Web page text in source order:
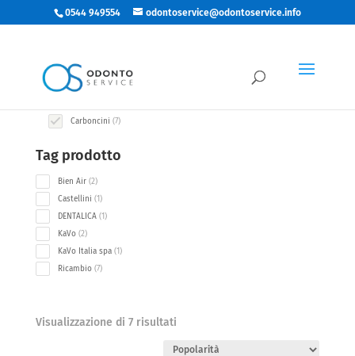
0544 949554 odontoservice@odontoservice.info
Categorie
Carboncini 77
Tag prodotto
Bien Air 22
products
Castellini 11
product
DENTALICA 11
KaVo 22
products
KaVo Italia spa 11
Ricambio 77
Visualizzazione di 7 risultatiPopolarità